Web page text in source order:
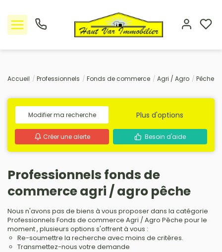
Nos offres
L'Agence
Rejoindre le groupement
Avis clients
Estimation
Avis clients
Accueil Professionnels Fonds de commerce Agri / Agro Pêche
Modifier ma recherche Plus d'options
Créer une alerte Besoin d'aide
Professionnels fonds de
commerce agri / agro pêche
Nous n'avons pas de biens à vous proposer dans la catégorie
Professionnels Fonds de commerce Agri / Agro Pêche pour le
moment , plusieurs options s'offrent à vous :
Re-soumettre la recherche avec moins de critères.
Transmettez-nous votre demande